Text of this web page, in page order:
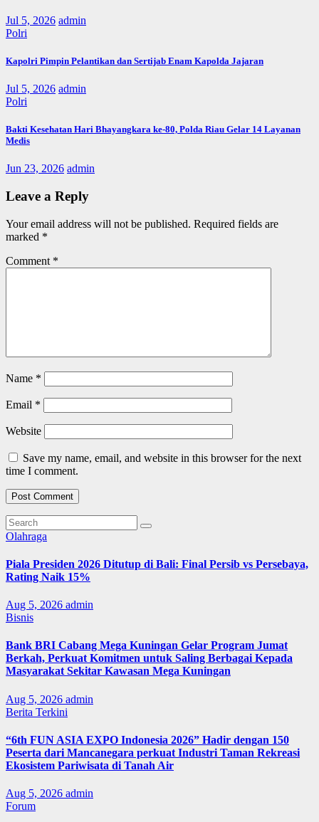
Jul 5, 2026 admin
Polri
Kapolri Pimpin Pelantikan dan Sertijab Enam Kapolda Jajaran
Jul 5, 2026 admin
Polri
Bakti Kesehatan Hari Bhayangkara ke-80, Polda Riau Gelar 14 Layanan
Medis
Jun 23, 2026 admin
Leave a Reply
Your email address will not be published. Required fields are
marked *
Comment *
Name *
Email *
Website
Save my name, email, and website in this browser for the next
time I comment.
Olahraga
Piala Presiden 2026 Ditutup di Bali: Final Persib vs Persebaya,
Rating Naik 15%
Aug 5, 2026 admin
Bisnis
Bank BRI Cabang Mega Kuningan Gelar Program Jumat
Berkah, Perkuat Komitmen untuk Saling Berbagai Kepada
Masyarakat Sekitar Kawasan Mega Kuningan
Aug 5, 2026 admin
Berita Terkini
“6th FUN ASIA EXPO Indonesia 2026” Hadir dengan 150
Peserta dari Mancanegara perkuat Industri Taman Rekreasi
Ekosistem Pariwisata di Tanah Air
Aug 5, 2026 admin
Forum